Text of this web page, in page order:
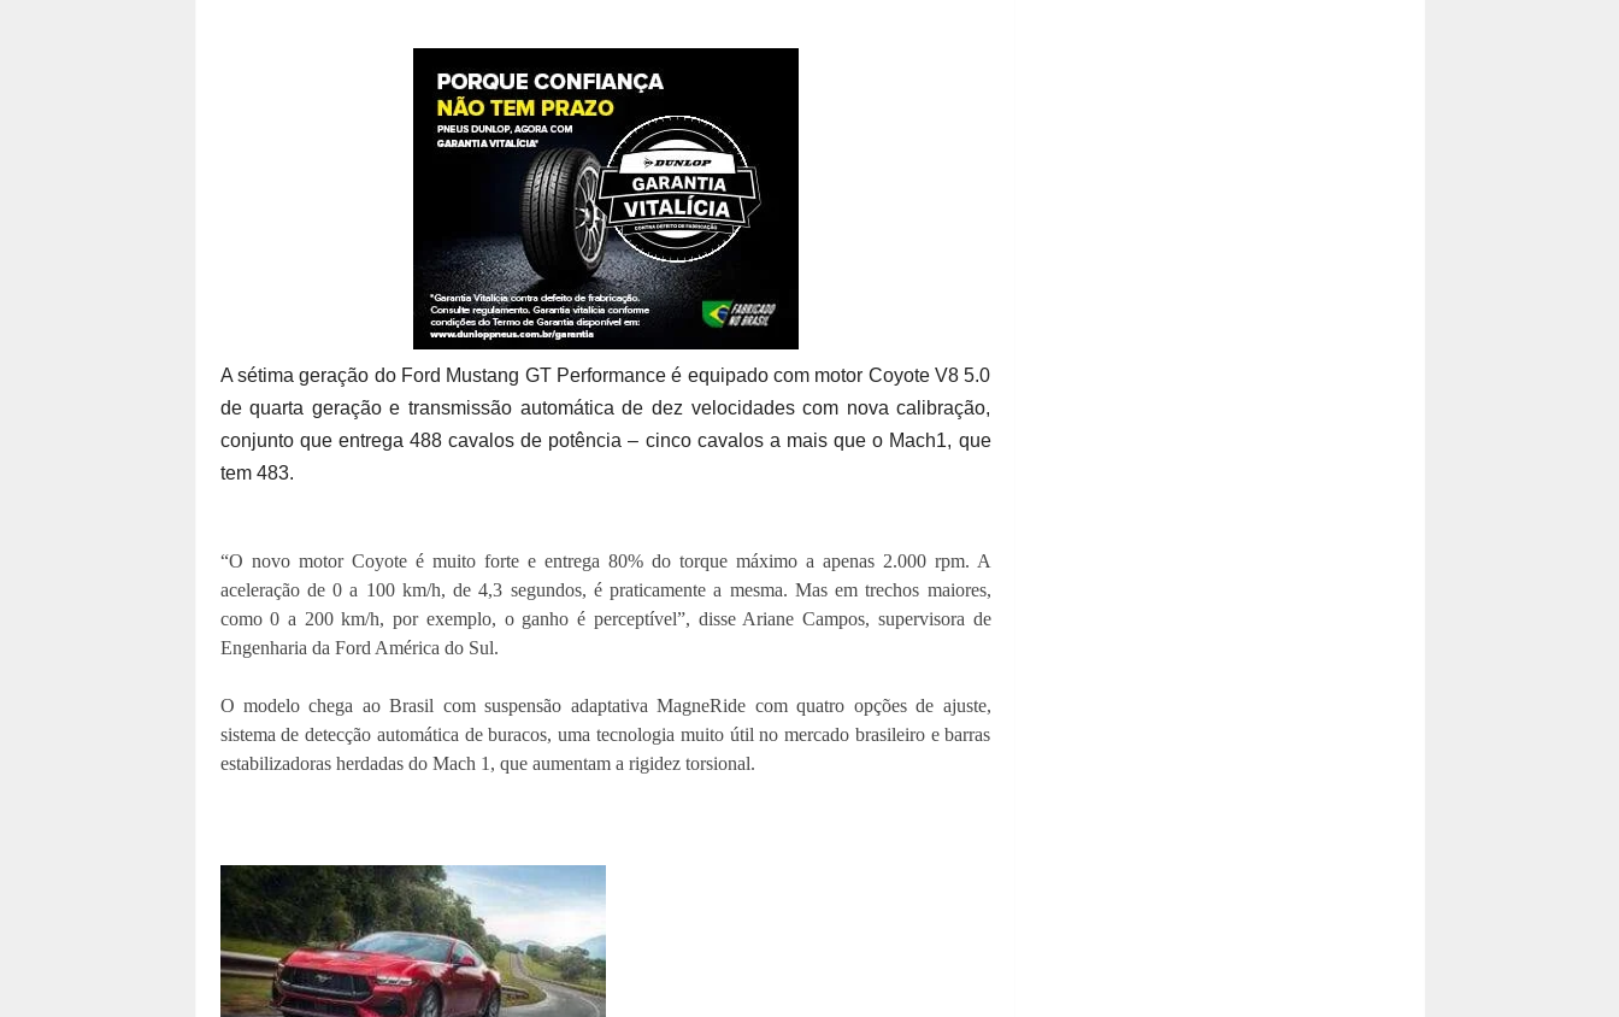
A sétima geração do Ford Mustang GT Performance é equipado com motor Coyote V8 5.0
de quarta geração e transmissão automática de dez velocidades com nova calibração,
conjunto que entrega 488 cavalos de potência – cinco cavalos a mais que o Mach1, que
tem 483.
“O novo motor Coyote é muito forte e entrega 80% do torque máximo a apenas 2.000 rpm. A
aceleração de 0 a 100 km/h, de 4,3 segundos, é praticamente a mesma. Mas em trechos maiores,
como 0 a 200 km/h, por exemplo, o ganho é perceptível”, disse Ariane Campos, supervisora de
Engenharia da Ford América do Sul.
O modelo chega ao Brasil com suspensão adaptativa MagneRide com quatro opções de ajuste,
sistema de detecção automática de buracos, uma tecnologia muito útil no mercado brasileiro e barras
estabilizadoras herdadas do Mach 1, que aumentam a rigidez torsional.